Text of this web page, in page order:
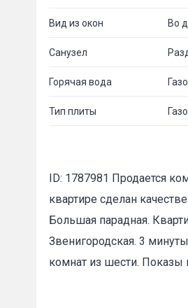
Вид из окон Во
Санузел
Горячая вода
Тип плиты
ID: 1787981 Продается
квартире сделан
Большая парадная.
Звенигородская. 3
комнат из шести. Показы